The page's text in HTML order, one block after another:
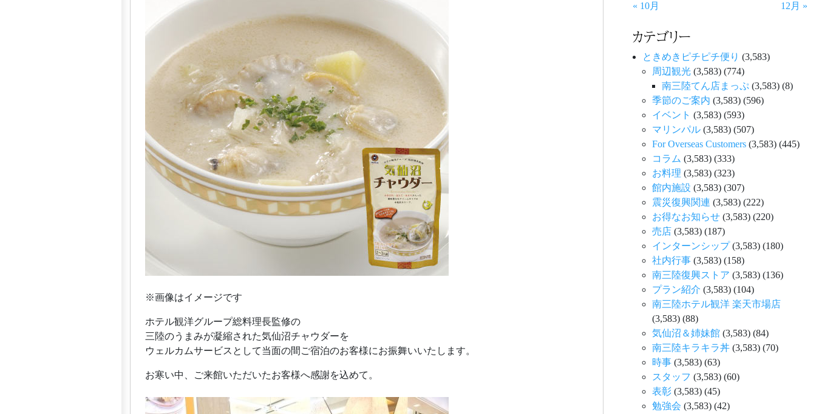
※画像はイメージです
ホテル観洋グループ総料理長監修の
三陸のうまみが凝縮された気仙沼チャウダーを
ウェルカムサービスとして当面の間ご宿泊のお客様にお振舞いいたします。
お寒い中、ご来館いただいたお客様へ感謝を込めて。
« 10月 12月 »
カテゴリー
ときめきピチピチ便り (3,583)
周辺観光 (3,583) (774)
南三陸てん店まっぷ (3,583) (8)
季節のご案内 (3,583) (596)
イベント (3,583) (593)
マリンパル (3,583) (507)
For Overseas Customers (3,583) (445)
コラム (3,583) (333)
お料理 (3,583) (323)
館内施設 (3,583) (307)
震災復興関連 (3,583) (222)
お得なお知らせ (3,583) (220)
売店 (3,583) (187)
インターンシップ(3,583) (180)
社内行事 (3,583) (158)
南三陸復興ストア (3,583) (136)
プラン紹介 (3,583) (104)
南三陸ホテル観洋 楽天市場店
(3,583) (88)
気仙沼＆姉妹館 (3,583) (84)
南三陸キラキラ丼 (3,583) (70)
時事 (3,583) (63)
スタッフ (3,583) (60)
表彰 (3,583) (45)
勉強会 (3,583) (42)